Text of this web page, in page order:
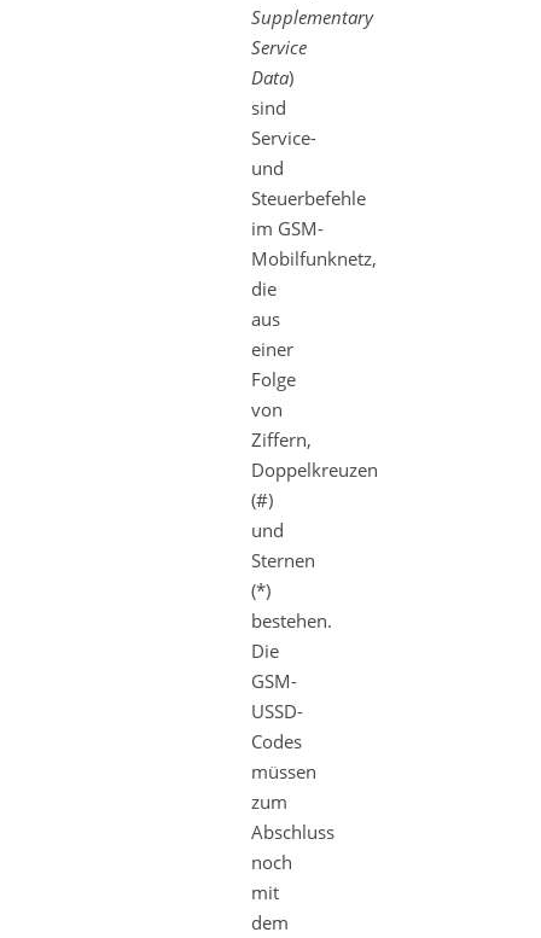
Supplementary
Service
Data)
sind
Service-
und
Steuerbefehle
im GSM-
Mobilfunknetz,
die
aus
einer
Folge
von
Ziffern,
Doppelkreuzen
(#)
und
Sternen
(*)
bestehen.
Die
GSM-
USSD-
Codes
müssen
zum
Abschluss
noch
mit
dem